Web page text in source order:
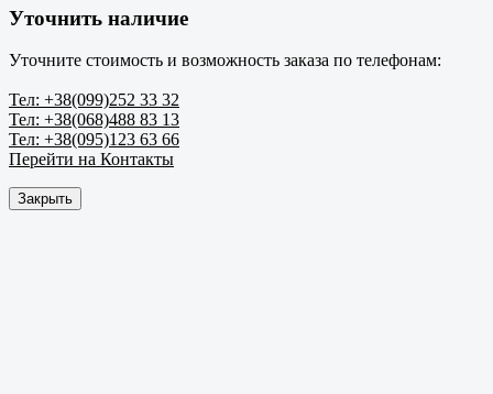
Уточнить наличие
Уточните стоимость и возможность заказа по телефонам:
Тел: +38(099)252 33 32
Тел: +38(068)488 83 13
Тел: +38(095)123 63 66
Перейти на Контакты
Закрыть